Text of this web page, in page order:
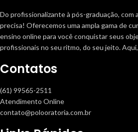
Do profissionalizante à pós-graduação, com
precisa! Oferecemos uma ampla gama de
ensino online para você conquistar seus
profissionais no seu ritmo, do seu jeito.
Contatos
(61) 99565-2511
Atendimento Online
contato@polooratoria.com.br